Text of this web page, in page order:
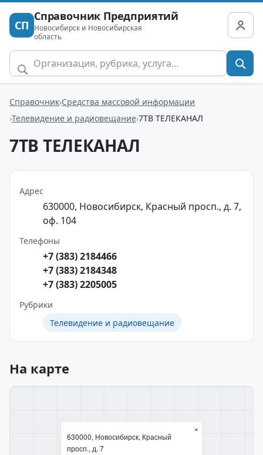
СП
Справочник Предприятий
Новосибирск и Новосибирская
область
Справочник Средства массовой информации
Телевидение и радиовещание 7ТВ ТЕЛЕКАНАЛ
7ТВ ТЕЛЕКАНАЛ
Адрес
630000, Новосибирск, Красный просп., д. 7,
оф. 104
Телефоны
+7 (383) 2184466
+7 (383) 2184348
+7 (383) 2205005
Рубрики
Телевидение и радиовещание
На карте
630000, Новосибирск, Красный
просп., д. 7
×